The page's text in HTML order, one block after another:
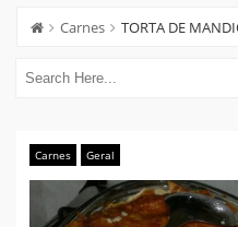
Carnes TORTA DE
Carnes Geral